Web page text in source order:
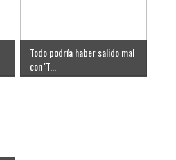
Todo podría haber salido mal
con 'T...